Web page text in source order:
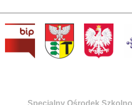
Specjalny Ośrodek